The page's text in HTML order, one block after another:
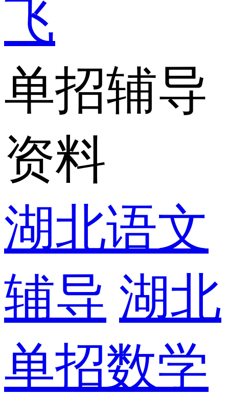
飞
单招辅导
资料
湖北语文
辅导 湖北
单招数学